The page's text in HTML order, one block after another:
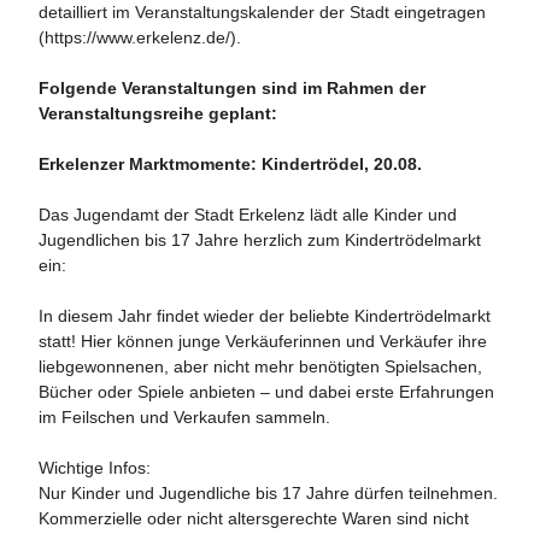
detailliert im Veranstaltungskalender der Stadt eingetragen
(https://www.erkelenz.de/).
Folgende Veranstaltungen sind im Rahmen der
Veranstaltungsreihe geplant:
Erkelenzer Marktmomente: Kindertrödel, 20.08.
Das Jugendamt der Stadt Erkelenz lädt alle Kinder und
Jugendlichen bis 17 Jahre herzlich zum Kindertrödelmarkt
ein:
In diesem Jahr findet wieder der beliebte Kindertrödelmarkt
statt! Hier können junge Verkäuferinnen und Verkäufer ihre
liebgewonnenen, aber nicht mehr benötigten Spielsachen,
Bücher oder Spiele anbieten – und dabei erste Erfahrungen
im Feilschen und Verkaufen sammeln.
Wichtige Infos:
Nur Kinder und Jugendliche bis 17 Jahre dürfen teilnehmen.
Kommerzielle oder nicht altersgerechte Waren sind nicht